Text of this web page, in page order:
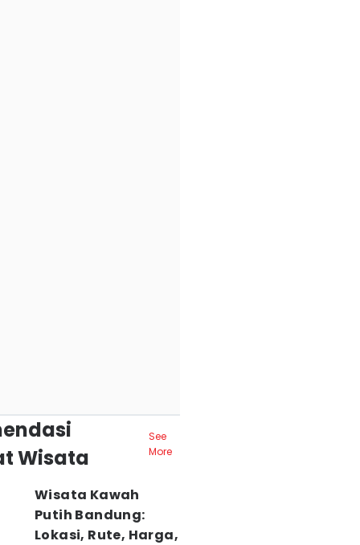
Wisata
See
More
Wisata Kawah
Putih Bandung:
Lokasi, Rute, Harga,